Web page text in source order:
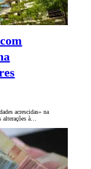
acrescidas» na
alterações à…